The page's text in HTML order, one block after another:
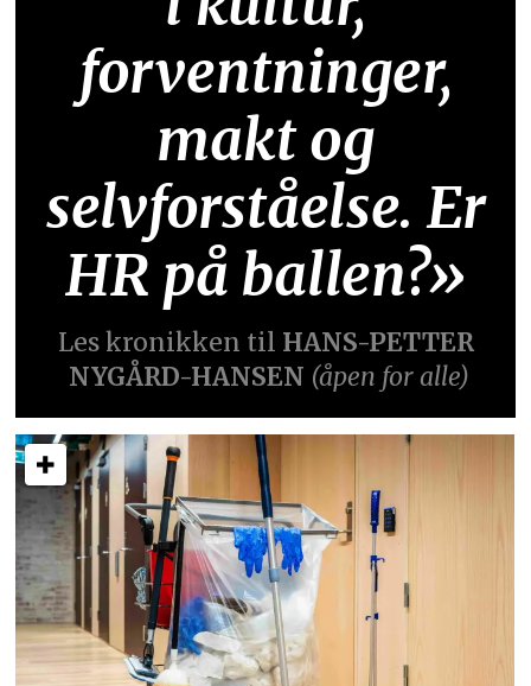
forventninger,
makt og
selvforståelse. Er
HR på ballen?»
Les kronikken til HANS-PETTER
NYGÅRD-HANSEN (åpen for alle)